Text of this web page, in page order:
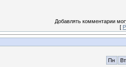
Добавлять комментарии
[
Пн Вт